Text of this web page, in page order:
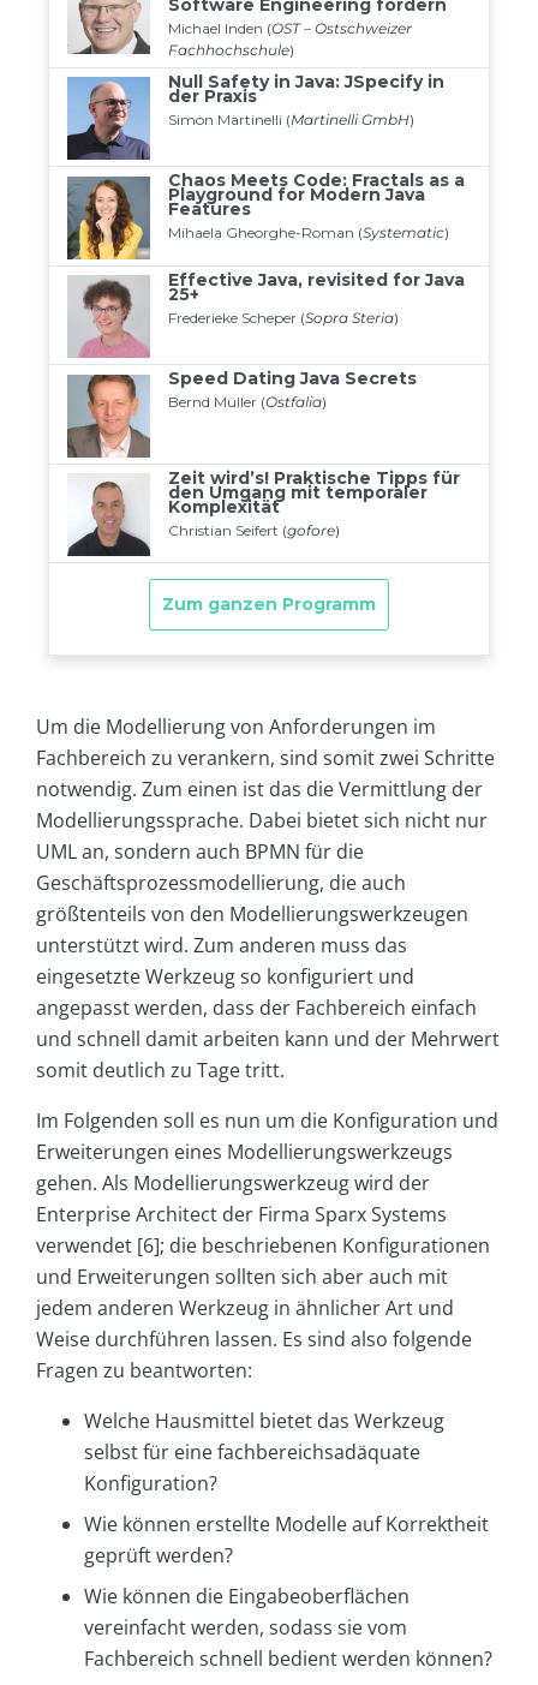
Um die Modellierung von Anforderungen im
Fachbereich zu verankern, sind somit zwei Schritte
notwendig. Zum einen ist das die Vermittlung der
Modellierungssprache. Dabei bietet sich nicht nur
UML an, sondern auch BPMN für die
Geschäftsprozessmodellierung, die auch
größtenteils von den Modellierungswerkzeugen
unterstützt wird. Zum anderen muss das
eingesetzte Werkzeug so konfiguriert und
angepasst werden, dass der Fachbereich einfach
und schnell damit arbeiten kann und der Mehrwert
somit deutlich zu Tage tritt.
Im Folgenden soll es nun um die Konfiguration und
Erweiterungen eines Modellierungswerkzeugs
gehen. Als Modellierungswerkzeug wird der
Enterprise Architect der Firma Sparx Systems
verwendet [6]; die beschriebenen Konfigurationen
und Erweiterungen sollten sich aber auch mit
jedem anderen Werkzeug in ähnlicher Art und
Weise durchführen lassen. Es sind also folgende
Fragen zu beantworten:
Welche Hausmittel bietet das Werkzeug
selbst für eine fachbereichsadäquate
Konfiguration?
Wie können erstellte Modelle auf Korrektheit
geprüft werden?
Wie können die Eingabeoberflächen
vereinfacht werden, sodass sie vom
Fachbereich schnell bedient werden können?